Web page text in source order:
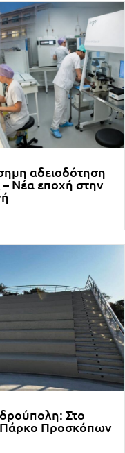
αδειοδότηση
Νέα εποχή στην
Στο
Πάρκο Προσκόπων